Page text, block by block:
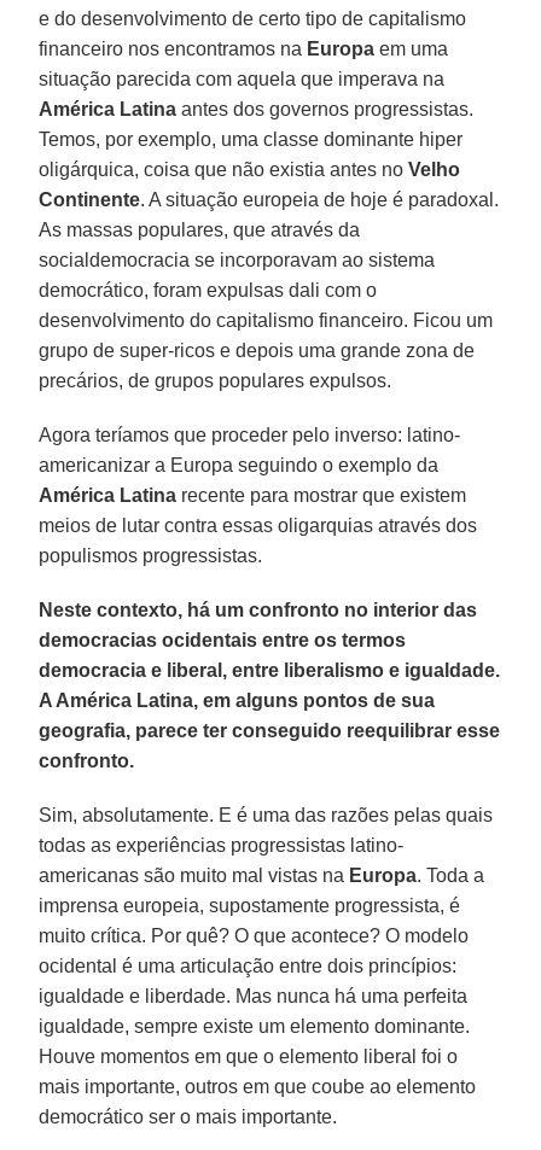
e do desenvolvimento de certo tipo de capitalismo
financeiro nos encontramos na Europa em uma
situação parecida com aquela que imperava na
América Latina antes dos governos progressistas.
Temos, por exemplo, uma classe dominante hiper
oligárquica, coisa que não existia antes noVelho
Continente. A situação europeia de hoje é paradoxal.
As massas populares, que através da
socialdemocracia se incorporavam ao sistema
democrático, foram expulsas dali com o
desenvolvimento do capitalismo financeiro. Ficou um
grupo de super-ricos e depois uma grande zona de
precários, de grupos populares expulsos.
Agora teríamos que proceder pelo inverso: latino-
americanizar a Europa seguindo o exemplo da
América Latina recente para mostrar que existem
meios de lutar contra essas oligarquias através dos
populismos progressistas.
Neste contexto, há um confronto no interior das
democracias ocidentais entre os termos
democracia e liberal, entre liberalismo e igualdade.
A América Latina, em alguns pontos de sua
geografia, parece ter conseguido reequilibrar esse
confronto.
Sim, absolutamente. E é uma das razões pelas quais
todas as experiências progressistas latino-
americanas são muito mal vistas na Europa. Toda a
imprensa europeia, supostamente progressista, é
muito crítica. Por quê? O que acontece? O modelo
ocidental é uma articulação entre dois princípios:
igualdade e liberdade. Mas nunca há uma perfeita
igualdade, sempre existe um elemento dominante.
Houve momentos em que o elemento liberal foi o
mais importante, outros em que coube ao elemento
democrático ser o mais importante.